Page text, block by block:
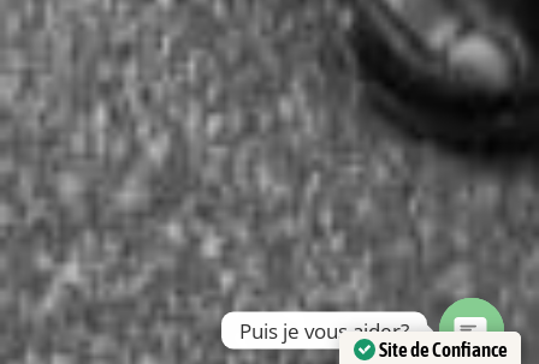
Puis je vous aider?
Site de Confiance